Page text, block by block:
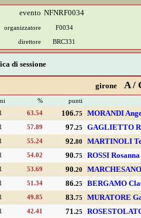
evento NFNRF0034
organizzatore F0034
direttore BRC331